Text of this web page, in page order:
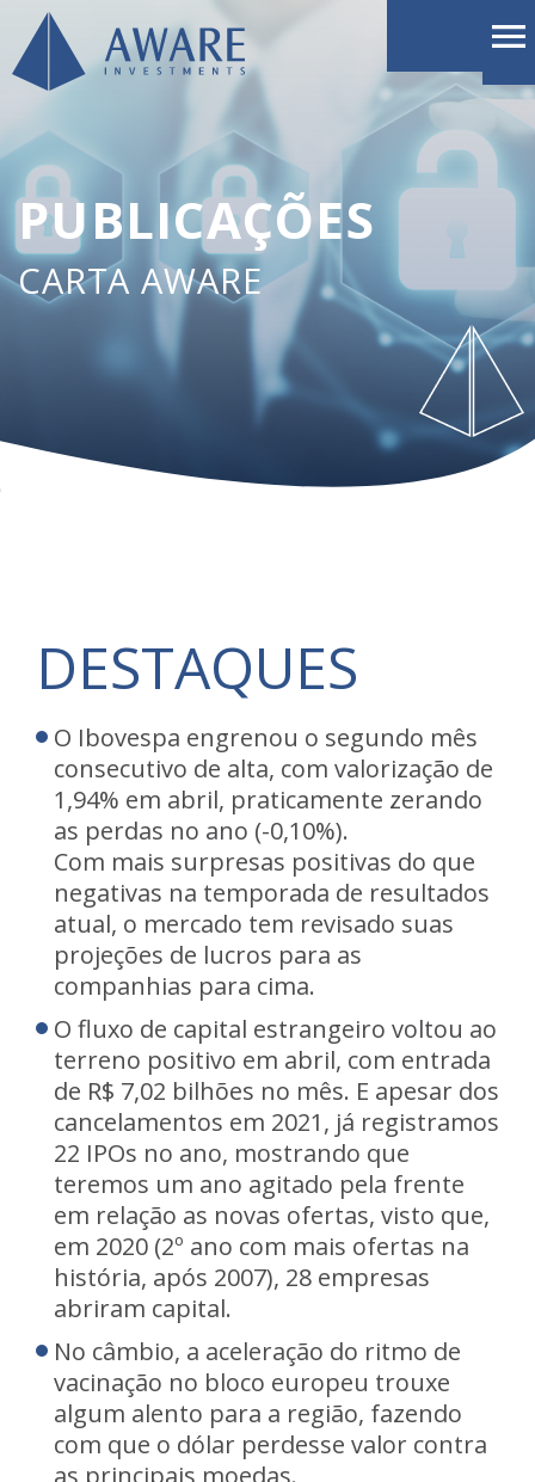
PUBLICAÇÕES
CARTA AWARE
DESTAQUES
O Ibovespa engrenou o segundo mês
consecutivo de alta, com valorização de
1,94% em abril, praticamente zerando
as perdas no ano (-0,10%).
Com mais surpresas positivas do que
negativas na temporada de resultados
atual, o mercado tem revisado suas
projeções de lucros para as
companhias para cima.
O fluxo de capital estrangeiro voltou ao
terreno positivo em abril, com entrada
de R$ 7,02 bilhões no mês. E apesar dos
cancelamentos em 2021, já registramos
22 IPOs no ano, mostrando que
teremos um ano agitado pela frente
em relação as novas ofertas, visto que,
em 2020 (2º ano com mais ofertas na
história, após 2007), 28 empresas
abriram capital.
No câmbio, a aceleração do ritmo de
vacinação no bloco europeu trouxe
algum alento para a região, fazendo
com que o dólar perdesse valor contra
as principais moedas.